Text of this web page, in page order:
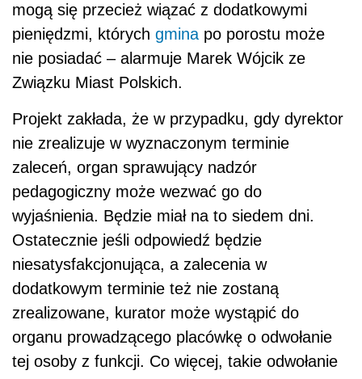
mogą się przecież wiązać z dodatkowymi
pieniędzmi, których gmina po porostu może
nie posiadać – alarmuje Marek Wójcik ze
Związku Miast Polskich.
Projekt zakłada, że w przypadku, gdy dyrektor
nie zrealizuje w wyznaczonym terminie
zaleceń, organ sprawujący nadzór
pedagogiczny może wezwać go do
wyjaśnienia. Będzie miał na to siedem dni.
Ostatecznie jeśli odpowiedź będzie
niesatysfakcjonująca, a zalecenia w
dodatkowym terminie też nie zostaną
zrealizowane, kurator może wystąpić do
organu prowadzącego placówkę o odwołanie
tej osoby z funkcji. Co więcej, takie odwołanie